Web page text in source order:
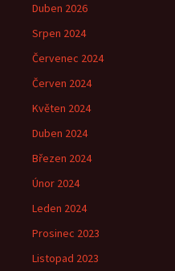
Duben 2026
Srpen 2024
Červenec 2024
Červen 2024
Květen 2024
Duben 2024
Březen 2024
Únor 2024
Leden 2024
Prosinec 2023
Listopad 2023